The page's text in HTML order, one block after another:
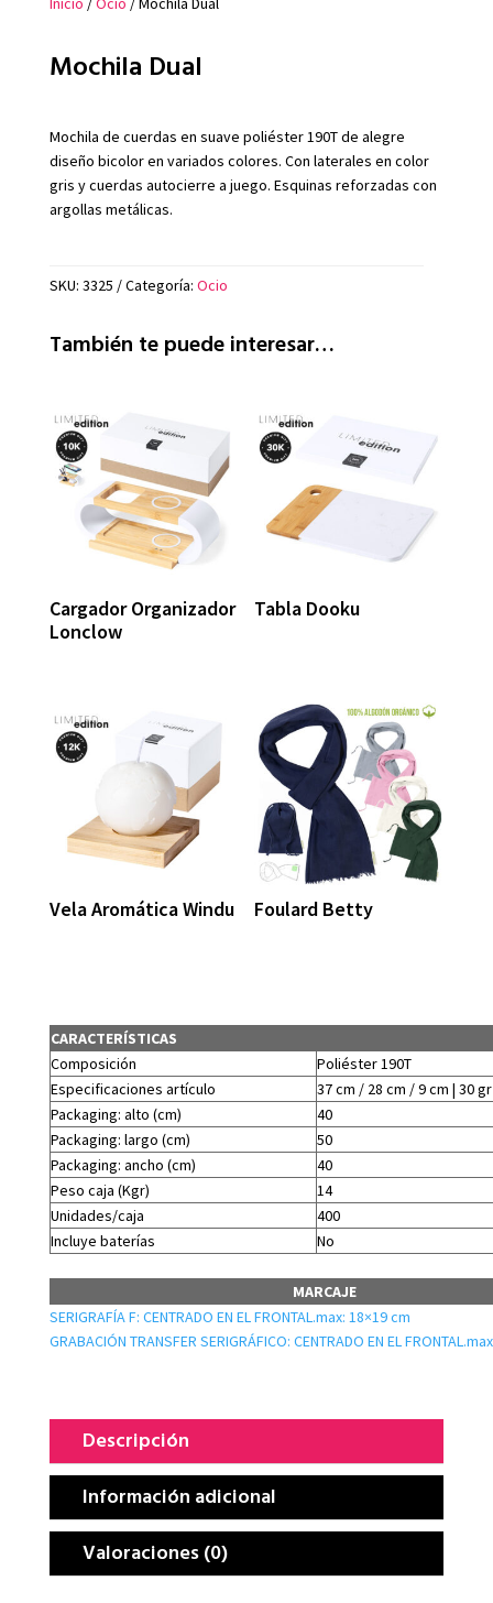
Mochila Dual
Mochila de cuerdas en suave poliéster 190T de alegre
diseño bicolor en variados colores. Con laterales en color
gris y cuerdas autocierre a juego. Esquinas reforzadas con
argollas metálicas.
SKU: 3325 Categoría: Ocio
También te puede interesar…
Cargador Organizador
Lonclow
Tabla Dooku
Vela Aromática Windu Foulard Betty
CARACTERÍSTICAS
Composición
Poliéster 190T
Especificaciones artículo
37 cm / 28 cm / 9 cm | 30 gr
Packaging: alto (cm)
40
Packaging: largo (cm)
50
Packaging: ancho (cm)
40
Peso caja (Kgr)
14
Unidades/caja
400
Incluye baterías
No
MARCAJE
SERIGRAFÍA F: CENTRADO EN EL FRONTAL.max: 18×19 cm
GRABACIÓN TRANSFER SERIGRÁFICO: CENTRADO EN EL
Descripción
Información adicional
Valoraciones (0)